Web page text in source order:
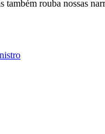
também rouba nossas